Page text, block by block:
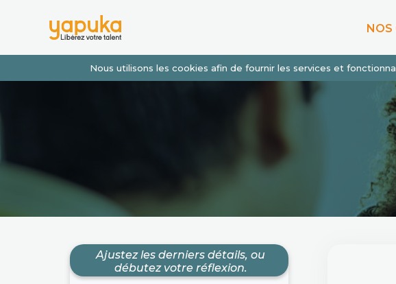
Nous utilisons les cookies afin de fournir les services et
NOS
Ajustez les derniers détails, ou
débutez votre réflexion.